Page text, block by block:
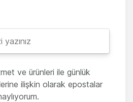
ve ürünleri ile günlük
ilişkin olarak epostalar